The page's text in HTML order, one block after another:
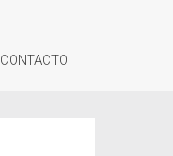
CONTACTO